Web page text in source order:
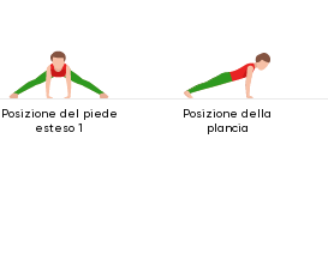
Posizione del piede
esteso 1
Posizione della
plancia